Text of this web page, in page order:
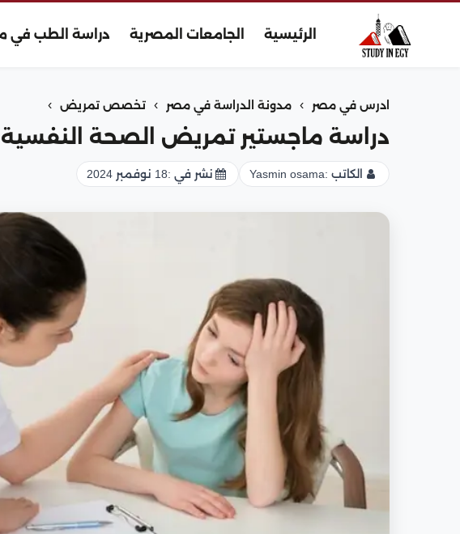
الرئيسية الجامعات المصرية دراسة الطب في
ادرس في مصر › مدونة الدراسة في مصر › تخصص تمريض ›
دراسة ماجستير تمريض الصحة
الكاتب :Yasmin osama نشر في :18 نوفمبر 2024